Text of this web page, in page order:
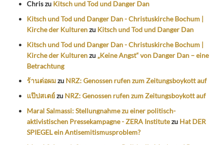
Chriszu Kitsch und Tod und Danger Dan
Kitsch und Tod und Danger Dan - Christuskirche Bochum |
Kirche der Kulturenzu Kitsch und Tod und Danger Dan
Kitsch und Tod und Danger Dan - Christuskirche Bochum |
Kirche der Kulturenzu „Keine Angst“ von Danger Dan – eine
Betrachtung
ร้านต่อผมzu NRZ: Genossen rufen zum Zeitungsboykott auf
แป๊ปสเตย์zu NRZ: Genossen rufen zum Zeitungsboykott auf
Maral Salmassi: Stellungnahme zu einer politisch-
aktivistischen Pressekampagne - ZERA Institutezu Hat DER
SPIEGEL ein Antisemitismusproblem?